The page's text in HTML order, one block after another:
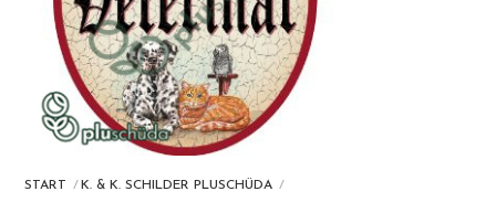
START K. & K. SCHILDER PLUSCHÜDA